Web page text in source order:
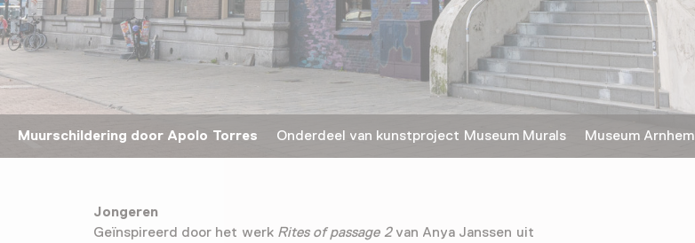
Muurschildering door Apolo Torres Onderdeel van kunstproject Museum Murals Museum Arnhem
Jongeren
Geïnspireerd door het werk Rites of passage 2van Anya Janssen uit